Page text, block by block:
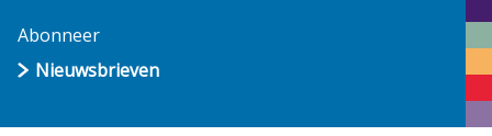
Abonneer
Nieuwsbrieven